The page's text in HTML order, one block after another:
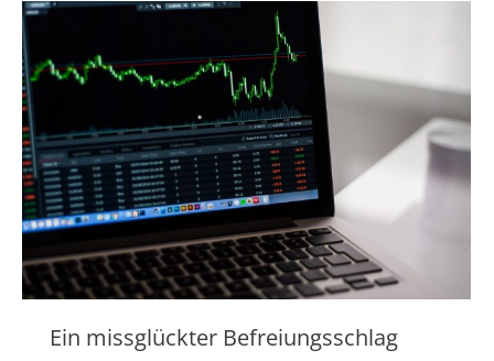
Ein missglückter Befreiungsschlag